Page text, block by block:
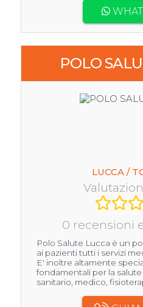
POLO
LUCCA /
0 recensioni
Polo Salute Lucca è un
ai pazienti tutti i servizi
E' inoltre altamente
fondamentali per la
sanitario, medico,